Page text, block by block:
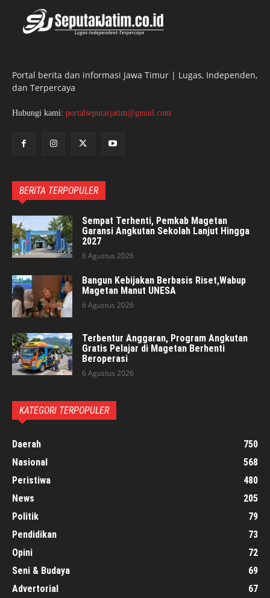
Portal berita dan informasi Jawa Timur | Lugas, Independen,
dan Terpercaya
Hubungi kami: portalseputarjatim@gmail.com
BERITA TERPOPULER
Sempat Terhenti, Pemkab Magetan
Garansi Angkutan Sekolah Lanjut Hingga
2027
6 Agustus 2026
Bangun Kebijakan Berbasis Riset,Wabup
Magetan Manut UNESA
6 Agustus 2026
Terbentur Anggaran, Program Angkutan
Gratis Pelajar di Magetan Berhenti
Beroperasi
6 Agustus 2026
KATEGORI TERPOPULER
Daerah
750
Nasional
568
Peristiwa
480
News
205
Politik
79
Pendidikan
73
Opini
72
Seni & Budaya
69
Advertorial
67